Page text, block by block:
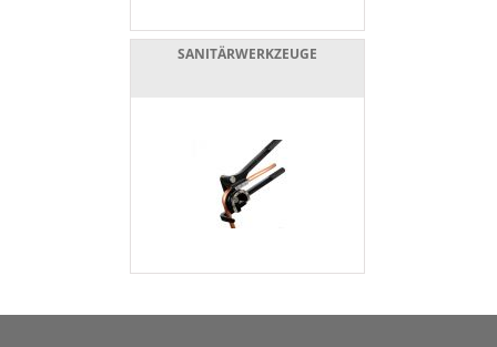
SANITÄRWERKZEUGE